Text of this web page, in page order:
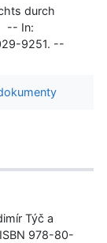
durch
-- In:
9251. --
Týč a
978-80-